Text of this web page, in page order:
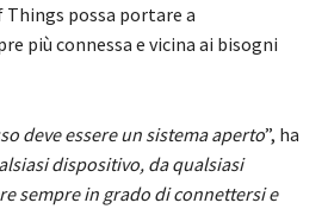
possa portare a
più connessa e vicina ai bisogni
deve essere un sistema aperto”, ha
dispositivo, da qualsiasi
sempre in grado di connettersi e